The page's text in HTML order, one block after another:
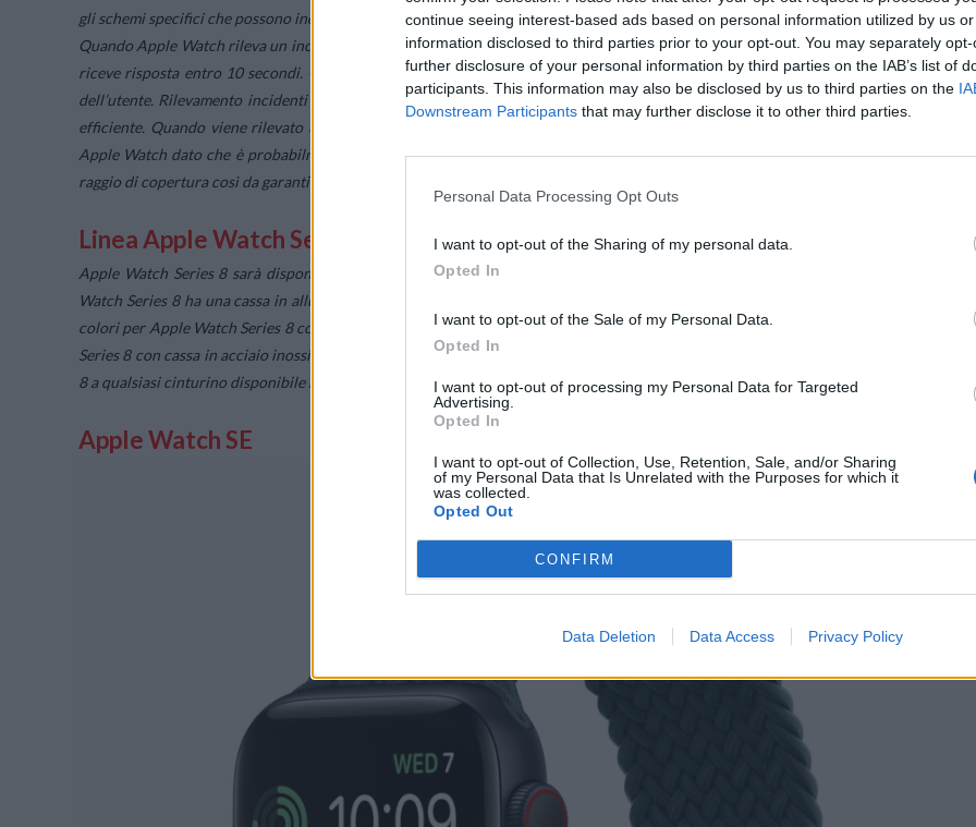
continue seeing interest-based ads based on personal information utilized by us
information disclosed to third parties prior to your opt-out. You may separately
further disclosure of your personal information by third parties on the IAB’s list of
participants. This information may also be disclosed by us to third parties on the
Downstream Participants that may further disclose it to other third parties.
Personal Data Processing Opt Outs
I want to opt-out of the Sharing of my personal data.
Opted In
I want to opt-out of the Sale of my Personal Data.
Opted In
I want to opt-out of processing my Personal Data for Targeted
Advertising.
Opted In
I want to opt-out of Collection, Use, Retention, Sale, and/or Sharing
of my Personal Data that Is Unrelated with the Purposes for which it
was collected.
Opted Out
CONFIRM
Data Deletion Data Access Privacy Policy
gli schemi specifici che possono indicare se sia avvenuto un incidente grave.
Quando Apple Watch rileva un incidente d’auto di grave entità, chiederà conferma all’utente e contatterà i servizi di emergenza se
riceve risposta entro 10 secondi. Gli operatori riceveranno la posizione del dispositivo, condivisa anche con i contatti di
dell’utente. Rilevamento incidenti opera in perfetta sinergia su Apple Watch e iPhone per far sì che l’utente riceva aiuto in
efficiente. Quando viene rilevato un incidente d’auto di grave entità, l’interfaccia per la chiamata ai servizi di emergenza appare su
Apple Watch dato che è probabilmente il dispositivo più vicino all’utente, mentre la chiamata viene inoltrata tramite iPhone se è
raggio di copertura così da garantire la migliore connessione possibile.
Linea Apple Watch Series 8
Apple Watch Series 8 sarà disponibile con un’ampia gamma di finiture, colori e cinturini per adattarsi a ogni stile personale. Apple
Watch Series 8 ha una cassa in alluminio o acciaio inossidabile in due misure, 41 mm e 45 mm, ed è compatibile con tutti i cinturini. I
colori per Apple Watch Series 8 con cassa in alluminio sono galassia, mezzanotte, argento e (PRODUCT)RED; i colori per Apple
Series 8 con cassa in acciaio inossidabile sono argento, grafite e oro. Con Apple Watch Studio è possibile abbinare Apple Watch Series
8 a qualsiasi cinturino disponibile nella stessa collezione.
Apple Watch SE